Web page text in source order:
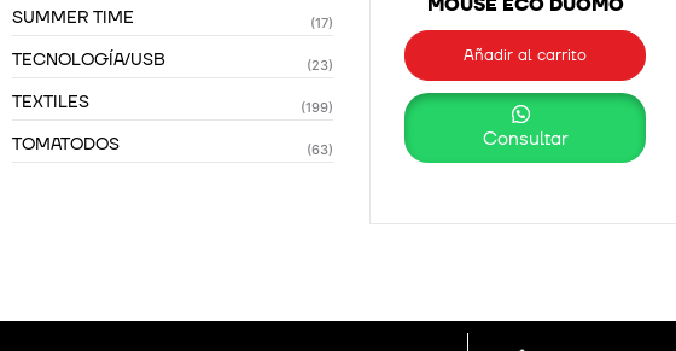
SUMMER TIME (17)
TECNOLOGÍA/USB (23)
TEXTILES (199)
TOMATODOS (63)
MOUSE ECO DUOMO
Añadir al carrito
Consultar